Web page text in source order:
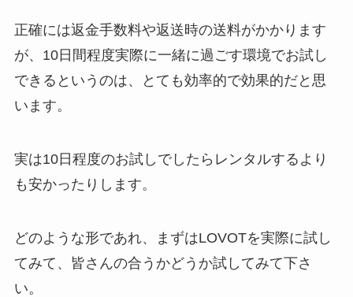
正確には返金手数料や返送時の送料がかかります
が、10日間程度実際に一緒に過ごす環境でお試し
できるというのは、とても効率的で効果的だと思
います。
実は10日程度のお試しでしたらレンタルするより
も安かったりします。
どのような形であれ、まずはLOVOTを実際に試し
てみて、皆さんの合うかどうか試してみて下さ
い。